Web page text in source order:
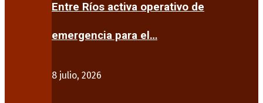
Entre Ríos activa operativo de
emergencia para el…
8 julio, 2026